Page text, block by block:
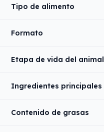
Tipo de alimento
Formato
Etapa de vida del animal
Ingredientes principales
Contenido de grasas